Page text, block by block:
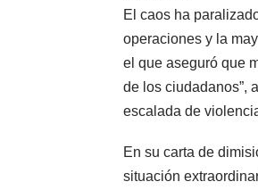
El caos ha
operaciones y la
el que aseguró que
de los ciudadanos”,
escalada de
En su carta de
situación